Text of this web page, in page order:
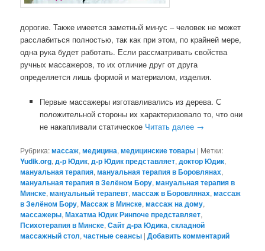
дорогие. Также имеется заметный минус – человек не может
расслабиться полностью, так как при этом, по крайней мере,
одна рука будет работать. Если рассматривать свойства
ручных массажеров, то их отличие друг от друга
определяется лишь формой и материалом, изделия.
Первые массажеры изготавливались из дерева. С
положительной стороны их характеризовало то, что они
не накапливали статическое Читать далее →
Рубрика:массаж,медицина,медицинские товары | Метки:
Yudik.org,д-р Юдик,д-р Юдик представляет,доктор Юдик,
мануальная терапия,мануальная терапия в Боровлянах,
мануальная терапия в Зелёном Бору,мануальная терапия в
Минске,мануальный терапевт,массаж в Боровлянах,массаж
в Зелёном Бору,Массаж в Минске,массаж на дому,
массажеры,Махатма Юдик Ринпоче представляет,
Психотерапия в Минске,Сайт д-ра Юдика,складной
массажный стол,частные сеансы |Добавить комментарий